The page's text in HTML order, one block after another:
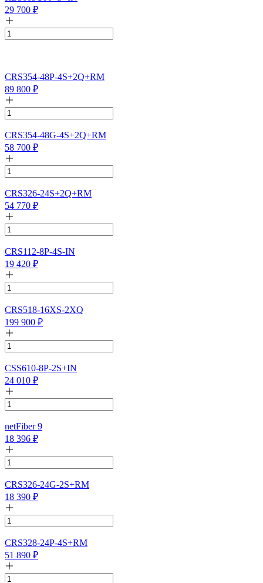
29 700 ₽
CRS354-48P-4S+2Q+RM
89 800 ₽
CRS354-48G-4S+2Q+RM
58 700 ₽
CRS326-24S+2Q+RM
54 770 ₽
CRS112-8P-4S-IN
19 420 ₽
CRS518-16XS-2XQ
199 900 ₽
CSS610-8P-2S+IN
24 010 ₽
netFiber 9
18 396 ₽
CRS326-24G-2S+RM
18 390 ₽
CRS328-24P-4S+RM
51 890 ₽